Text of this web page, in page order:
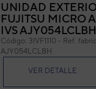
UNIDAD
FUJITSU MICRO
IVS AJY054LCLBH
Código: 3IVF1110 - Ref.
AJY054LCLBH
VER DETALLE